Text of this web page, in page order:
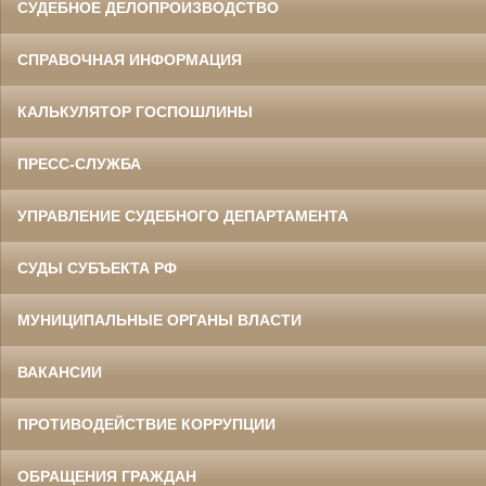
СУДЕБНОЕ ДЕЛОПРОИЗВОДСТВО
СПРАВОЧНАЯ ИНФОРМАЦИЯ
КАЛЬКУЛЯТОР ГОСПОШЛИНЫ
ПРЕСС-СЛУЖБА
УПРАВЛЕНИЕ СУДЕБНОГО ДЕПАРТАМЕНТА
СУДЫ СУБЪЕКТА РФ
МУНИЦИПАЛЬНЫЕ ОРГАНЫ ВЛАСТИ
ВАКАНСИИ
ПРОТИВОДЕЙСТВИЕ КОРРУПЦИИ
ОБРАЩЕНИЯ ГРАЖДАН